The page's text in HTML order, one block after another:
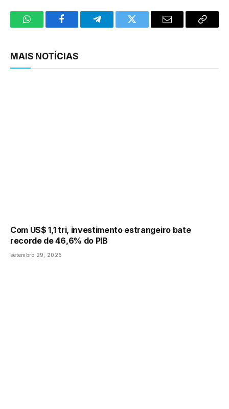
WhatsAppFacebookTelegramTwitter Email
Copy
MAIS NOTÍCIAS
Com US$ 1,1 tri, investimento estrangeiro bate
recorde de 46,6% do PIB
setembro 29, 2025